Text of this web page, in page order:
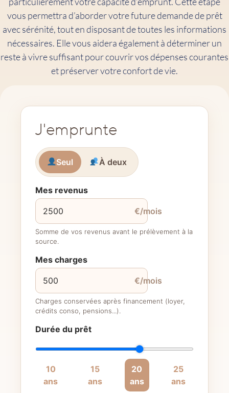
vous permettra d’aborder votre future demande de prêt
avec sérénité, tout en disposant de toutes les informations
nécessaires. Elle vous aidera également à déterminer un
reste à vivre suffisant pour couvrir vos dépenses courantes
et préserver votre confort de vie.
J'emprunte
Seul À deux
Mes revenus
€/mois
Somme de vos revenus avant le prélèvement à la
source.
Mes charges
€/mois
Charges conservées après financement (loyer,
crédits conso, pensions...).
Durée du prêt
10
ans
15
ans
20
ans
25
ans